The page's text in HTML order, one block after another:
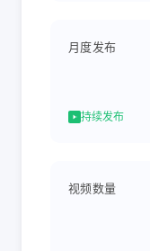
月度发布
持续发布
视频数量